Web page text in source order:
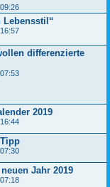
Lebensstil“
differenzierte
2019
Jahr 2019